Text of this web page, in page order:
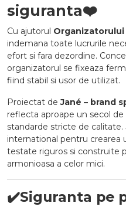
siguranta❤️
Cu ajutorul
indemana toate lucrurile
efort si fara dezordine.
organizatorul se fixeaza
fiind stabil si usor de utilizat.
Proiectat deJané – brand
reflecta aproape un secol
standarde stricte de
international pentru crearea
testate riguros si construite
armonioasa a celor mici.
✔️Siguranta pe